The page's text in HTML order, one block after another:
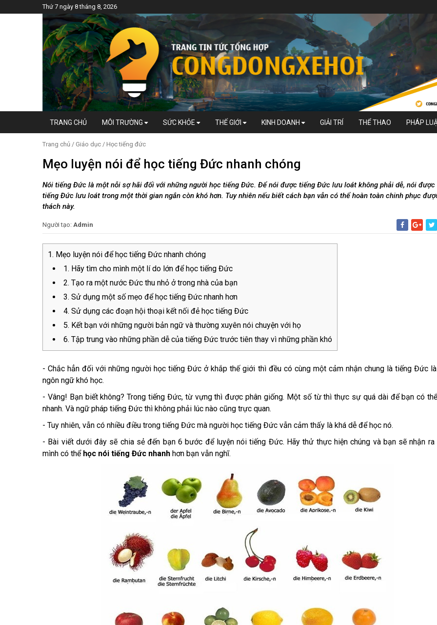
Thứ 7 ngày 8 tháng 8, 2026
TRANG CHỦ MÔI TRƯỜNG SỨC KHỎE THẾ GIỚI KINH DOANH GIẢI TRÍ THỂ THAO PHÁP
Trang chủ / Giáo dục / Học tiếng đức
Mẹo luyện nói để học tiếng Đức nhanh chóng
Nói tiếng Đức là một nỗi sợ hãi đối với những người học tiếng Đức. Để nói được tiếng Đức lưu loát không phải dễ, nói được
tiếng Đức lưu loát trong một thời gian ngắn còn khó hơn. Tuy nhiên nếu biết cách bạn vẫn có thể hoàn toàn chinh phục
thách này.
Người tạo: Admin
Mẹo luyện nói để học tiếng Đức nhanh chóng
1. Hãy tìm cho mình một lí do lớn để học tiếng Đức
2. Tạo ra một nước Đức thu nhỏ ở trong nhà của bạn
3. Sử dụng một số mẹo để học tiếng Đức nhanh hơn
4. Sử dụng các đoạn hội thoại kết nối đẻ học tiếng Đức
5. Kết bạn với những người bản ngữ và thường xuyên nói chuyện với họ
6. Tập trung vào những phần dễ của tiếng Đức trước tiên thay vì những phần khó
- Chắc hẳn đối với những người học tiếng Đức ở khắp thế giới thì đều có cùng một cảm nhận chung là tiếng Đức
ngôn ngữ khó học.
- Vâng! Bạn biết không? Trong tiếng Đức, từ vựng thì được phân giống. Một số từ thì thực sự quá dài để bạn có
nhanh. Và ngữ pháp tiếng Đức thì không phải lúc nào cũng trực quan.
- Tuy nhiên, vẫn có nhiều điều trong tiếng Đức mà người học tiếng Đức vẫn cảm thấy là khá dễ để học nó.
- Bài viết dưới đây sẽ chia sẻ đến bạn 6 bước để luyện nói tiếng Đức. Hãy thử thực hiện chúng và bạn sẽ nhận ra
mình có thể học nói tiếng Đức nhanh hơn bạn vẫn nghĩ.